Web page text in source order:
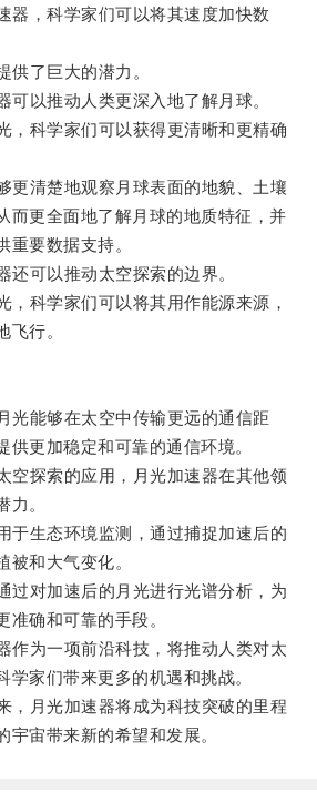
，科学家们可以将其速度加快数
了巨大的潜力。
以推动人类更深入地了解月球。
科学家们可以获得更清晰和更精确
清楚地观察月球表面的地貌、土壤
而更全面地了解月球的地质特征，并
重要数据支持。
可以推动太空探索的边界。
科学家们可以将其用作能源来源，
飞行。
能够在太空中传输更远的通信距
供更加稳定和可靠的通信环境。
探索的应用，月光加速器在其他领
力。
生态环境监测，通过捕捉加速后的
被和大气变化。
对加速后的月光进行光谱分析，为
准确和可靠的手段。
为一项前沿科技，将推动人类对太
学家们带来更多的机遇和挑战。
月光加速器将成为科技突破的里程
宇宙带来新的希望和发展。